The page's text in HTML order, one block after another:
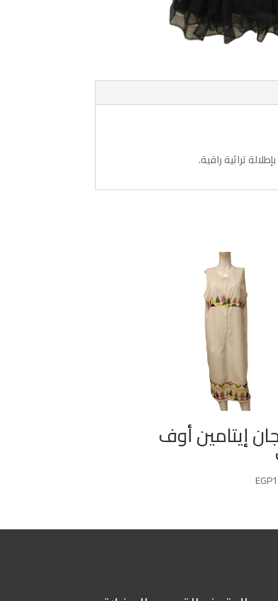
تراثية راقية.
إيتامين أوف
EGP